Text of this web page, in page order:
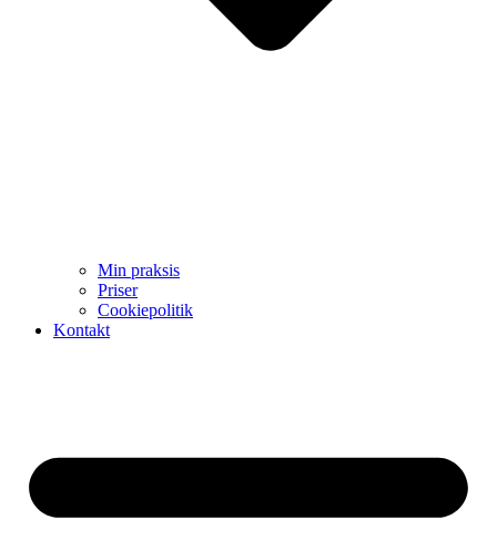
Min praksis
Priser
Cookiepolitik
Kontakt